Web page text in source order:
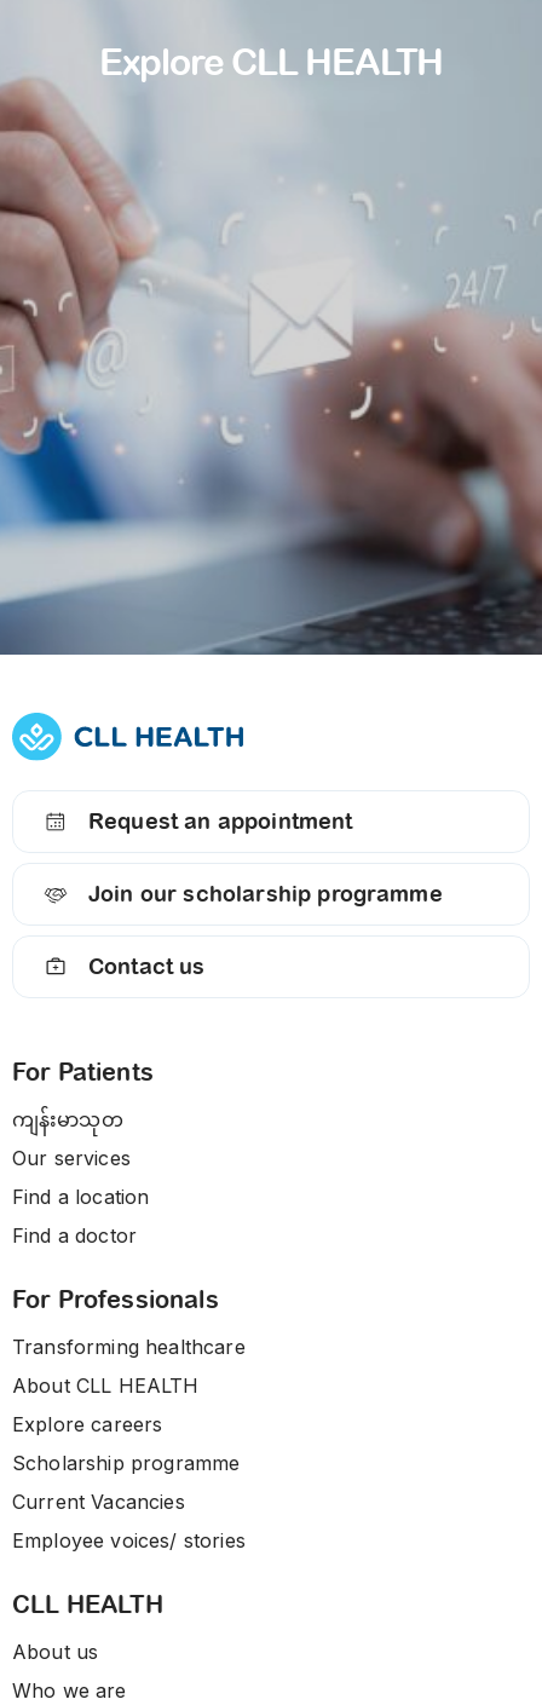
Explore CLL HEALTH
Find a doctor Find a location
Explore our
services
Opportunities at
Request an appointment
Join our scholarship programme
Contact us
For Patients
ကျန်းမာသုတ
Our services
Find a location
Find a doctor
For Professionals
Transforming healthcare
About CLL HEALTH
Explore careers
Scholarship programme
Current Vacancies
Employee voices/ stories
CLL HEALTH
About us
Who we are